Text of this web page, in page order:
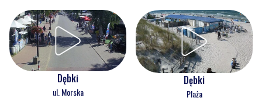
Dębki
ul. Morska
Dębki
Plaża